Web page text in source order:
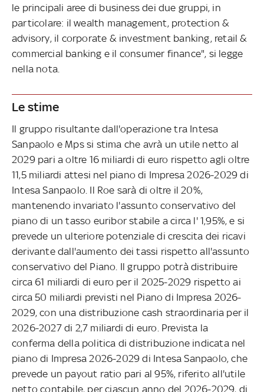
le principali aree di business dei due gruppi, in
particolare: il wealth management, protection &
advisory, il corporate & investment banking, retail &
commercial banking e il consumer finance", si legge
nella nota.
Le stime
Il gruppo risultante dall'operazione tra Intesa
Sanpaolo e Mps si stima che avrà un utile netto al
2029 pari a oltre 16 miliardi di euro rispetto agli oltre
11,5 miliardi attesi nel piano di Impresa 2026-2029 di
Intesa Sanpaolo. Il Roe sarà di oltre il 20%,
mantenendo invariato l'assunto conservativo del
piano di un tasso euribor stabile a circa l' 1,95%, e si
prevede un ulteriore potenziale di crescita dei ricavi
derivante dall'aumento dei tassi rispetto all'assunto
conservativo del Piano. Il gruppo potrà distribuire
circa 61 miliardi di euro per il 2025-2029 rispetto ai
circa 50 miliardi previsti nel Piano di Impresa 2026-
2029, con una distribuzione cash straordinaria per il
2026-2027 di 2,7 miliardi di euro. Prevista la
conferma della politica di distribuzione indicata nel
piano di Impresa 2026-2029 di Intesa Sanpaolo, che
prevede un payout ratio pari al 95%, riferito all'utile
netto contabile, per ciascun anno del 2026-2029, di